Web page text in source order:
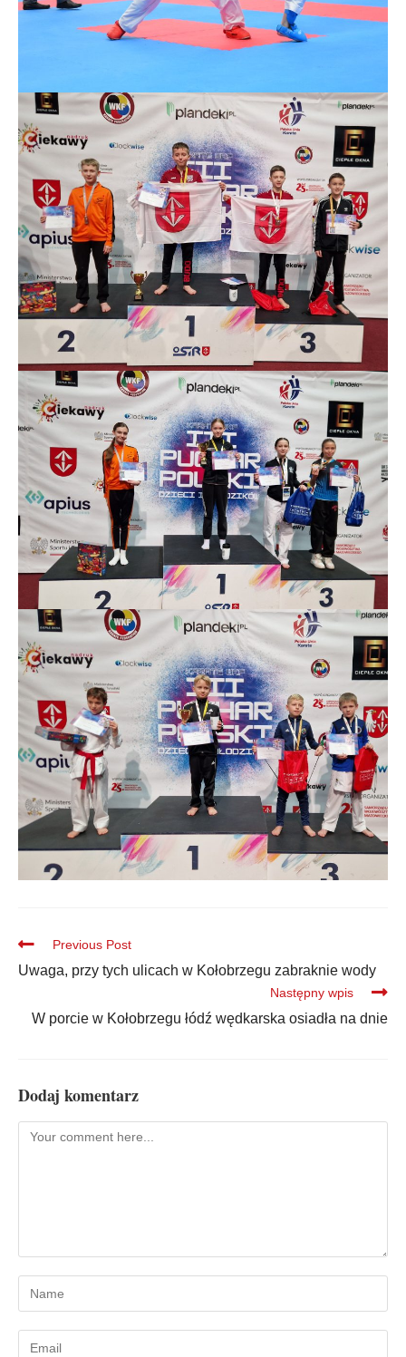
Previous Post
Uwaga, przy tych ulicach w Kołobrzegu zabraknie wody
Następny wpis
W porcie w Kołobrzegu łódź wędkarska osiadła na dnie
Dodaj komentarz